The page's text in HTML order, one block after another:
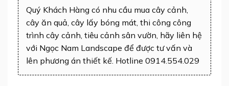
Quý Khách Hàng có nhu cầu mua cây cảnh,
cây ăn quả, cây lấy bóng mát, thi công công
trình cây cảnh, tiêu cảnh sân vườn, hãy liên hệ
với Ngọc Nam Landscape để được tư vấn và
lên phương án thiết kế. Hotline 0914.554.029